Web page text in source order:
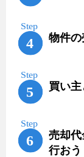
物件の
買い
売却
行おう